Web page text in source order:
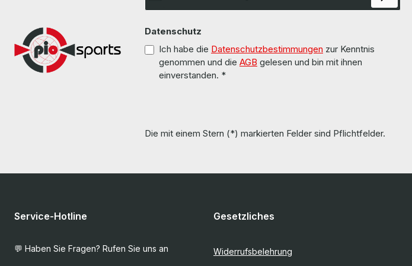
Datenschutz
Ich habe die Datenschutzbestimmungen zur Kenntnis
genommen und die AGB gelesen und bin mit ihnen
einverstanden. *
Die mit einem Stern (*) markierten Felder sind Pflichtfelder.
Service-Hotline
💬 Haben Sie Fragen? Rufen Sie uns an
Gesetzliches
Widerrufsbelehrung